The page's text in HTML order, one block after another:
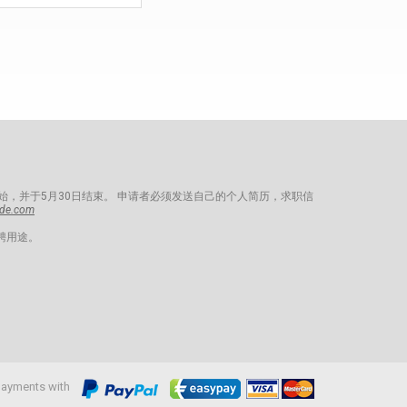
，并于5月30日结束。 申请者必须发送自己的个人简历，求职信
途。
with